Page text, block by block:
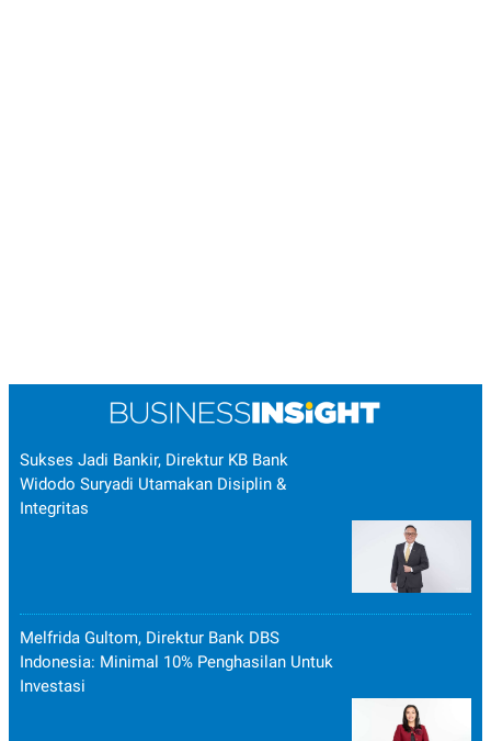
Sukses Jadi Bankir, Direktur KB Bank
Widodo Suryadi Utamakan Disiplin &
Integritas
Melfrida Gultom, Direktur Bank DBS
Indonesia: Minimal 10% Penghasilan Untuk
Investasi